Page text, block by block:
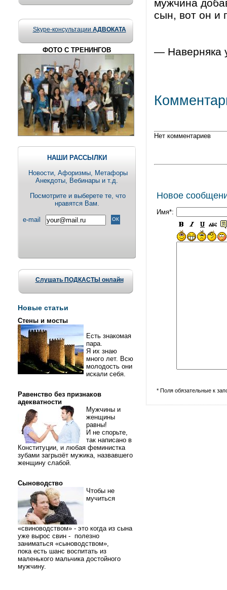
Skype-консультации АДВОКАТА
ФОТО С ТРЕНИНГОВ
НАШИ РАССЫЛКИ
Новости, Aфоризмы, Метафоры
Анекдоты, Вебинары и т.д.
Посмотрите и выберете те, что
нравятся Вам.
e-mail
Слушать ПОДКАСТЫ онлайн
Новые статьи
Стены и мосты
Есть знакомая
пара.
Я их знаю
много лет. Всю
молодость они
искали себя.
Равенство без признаков
адекватности
Мужчины и
женщины
равны!
И не спорьте,
так написано в
Конституции, и любая феминистка
зубами загрызёт мужика, назвавшего
женщину слабой.
Сыноводство
Чтобы не
мучиться
«свиноводством» - это когда из сына
уже вырос свин - полезно
заниматься «сыноводством»,
пока есть шанс воспитать из
маленького мальчика достойного
мужчину.
мужчина
сын, вот он и
— Наверняка
Нет комментариев
Новое
Имя*:
* Поля обязательные к